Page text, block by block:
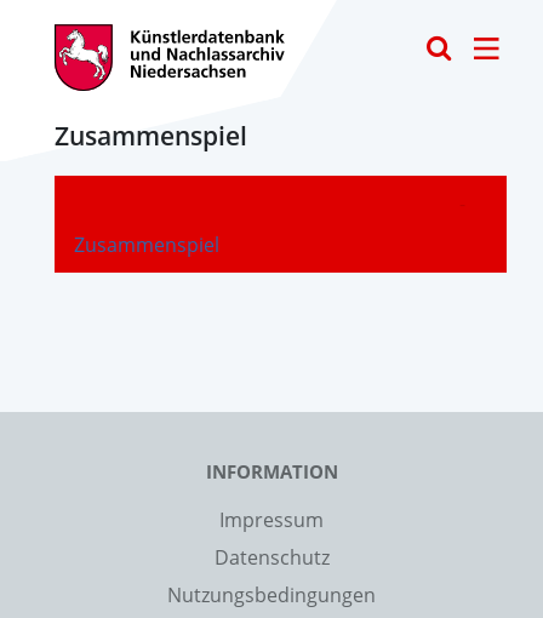
Zusammenspiel
Zusammenspiel
-
INFORMATION
Impressum
Datenschutz
Nutzungsbedingungen